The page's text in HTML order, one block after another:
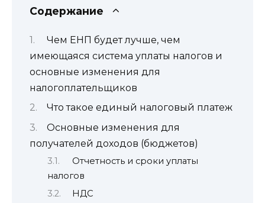
Содержание
Чем ЕНП будет лучше, чем
имеющаяся система уплаты налогов и
основные изменения для
налогоплательщиков
Что такое единый налоговый платеж
Основные изменения для
получателей доходов (бюджетов)
Отчетность и сроки уплаты
налогов
НДС